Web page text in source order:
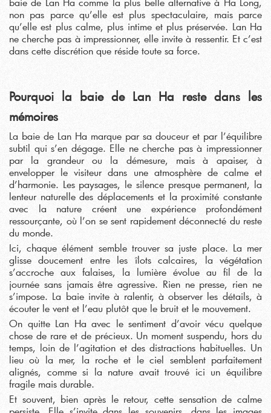
non pas parce qu’elle est plus spectaculaire, mais parce
qu’elle est plus calme, plus intime et plus préservée. Lan Ha
ne cherche pas à impressionner, elle invite à ressentir. Et c’est
dans cette discrétion que réside toute sa force.
Pourquoi la baie de Lan Ha reste dans les
mémoires
La baie de Lan Ha marque par sa douceur et par l’équilibre
subtil qui s’en dégage. Elle ne cherche pas à impressionner
par la grandeur ou la démesure, mais à apaiser, à
envelopper le visiteur dans une atmosphère de calme et
d’harmonie. Les paysages, le silence presque permanent, la
lenteur naturelle des déplacements et la proximité constante
avec la nature créent une expérience profondément
ressourçante, où l’on se sent rapidement déconnecté du reste
du monde.
Ici, chaque élément semble trouver sa juste place. La mer
glisse doucement entre les îlots calcaires, la végétation
s’accroche aux falaises, la lumière évolue au fil de la
journée sans jamais être agressive. Rien ne presse, rien ne
s’impose. La baie invite à ralentir, à observer les détails, à
écouter le vent et l’eau plutôt que le bruit et le mouvement.
On quitte Lan Ha avec le sentiment d’avoir vécu quelque
chose de rare et de précieux. Un moment suspendu, hors du
temps, loin de l’agitation et des distractions habituelles. Un
lieu où la mer, la roche et le ciel semblent parfaitement
alignés, comme si la nature avait trouvé ici un équilibre
fragile mais durable.
Et souvent, bien après le retour, cette sensation de calme